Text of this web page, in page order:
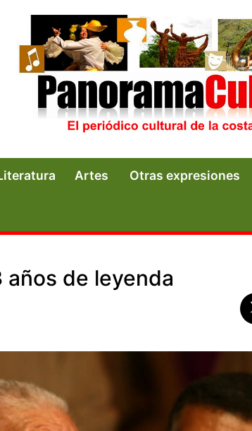
Artes Otras expresiones
años de leyenda